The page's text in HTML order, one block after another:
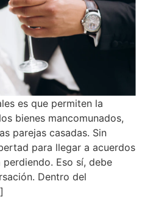
es que permiten la
bienes mancomunados,
parejas casadas. Sin
para llegar a acuerdos
Eso sí, debe
Dentro del